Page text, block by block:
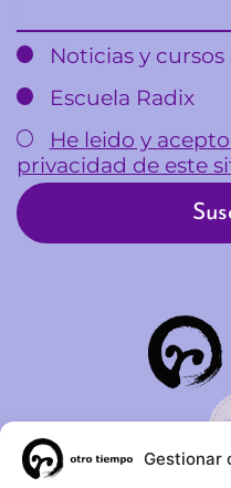
Gestionar
Noticias y
Escuela Radix
He leido y
privacidad de este